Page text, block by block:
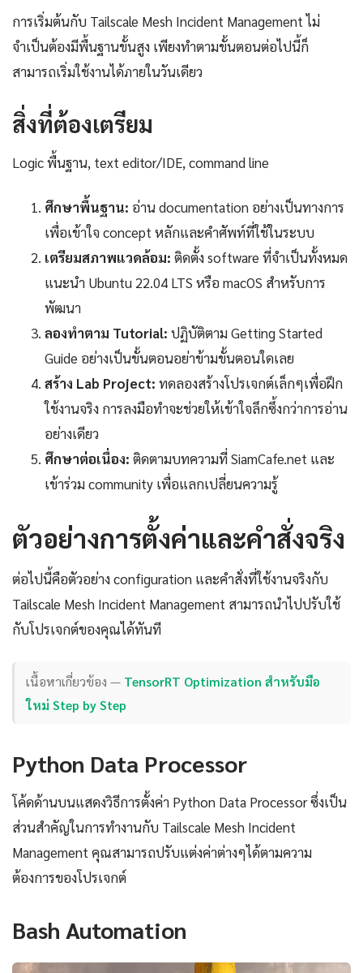
การเริ่มต้นกับ Tailscale Mesh Incident Management ไม่
จำเป็นต้องมีพื้นฐานขั้นสูง เพียงทำตามขั้นตอนต่อไปนี้ก็
สามารถเริ่มใช้งานได้ภายในวันเดียว
สิ่งที่ต้องเตรียม
Logic พื้นฐาน, text editor/IDE, command line
ศึกษาพื้นฐาน: อ่าน documentation อย่างเป็นทางการ
เพื่อเข้าใจ concept หลักและคำศัพท์ที่ใช้ในระบบ
เตรียมสภาพแวดล้อม: ติดตั้ง software ที่จำเป็นทั้งหมด
แนะนำ Ubuntu 22.04 LTS หรือ macOS สำหรับการ
พัฒนา
ลองทำตาม Tutorial: ปฏิบัติตาม Getting Started
Guide อย่างเป็นขั้นตอนอย่าข้ามขั้นตอนใดเลย
สร้าง Lab Project: ทดลองสร้างโปรเจกต์เล็กๆเพื่อฝึก
ใช้งานจริง การลงมือทำจะช่วยให้เข้าใจลึกซึ้งกว่าการอ่าน
อย่างเดียว
ศึกษาต่อเนื่อง: ติดตามบทความที่ SiamCafe.net และ
เข้าร่วม community เพื่อแลกเปลี่ยนความรู้
ตัวอย่างการตั้งค่าและคำสั่งจริง
ต่อไปนี้คือตัวอย่าง configuration และคำสั่งที่ใช้งานจริงกับ
Tailscale Mesh Incident Management สามารถนำไปปรับใช้
กับโปรเจกต์ของคุณได้ทันที
เนื้อหาเกี่ยวข้อง — TensorRT Optimization สำหรับมือ
ใหม่ Step by Step
Python Data Processor
โค้ดด้านบนแสดงวิธีการตั้งค่า Python Data Processor ซึ่งเป็น
ส่วนสำคัญในการทำงานกับ Tailscale Mesh Incident
Management คุณสามารถปรับแต่งค่าต่างๆได้ตามความ
ต้องการของโปรเจกต์
Bash Automation